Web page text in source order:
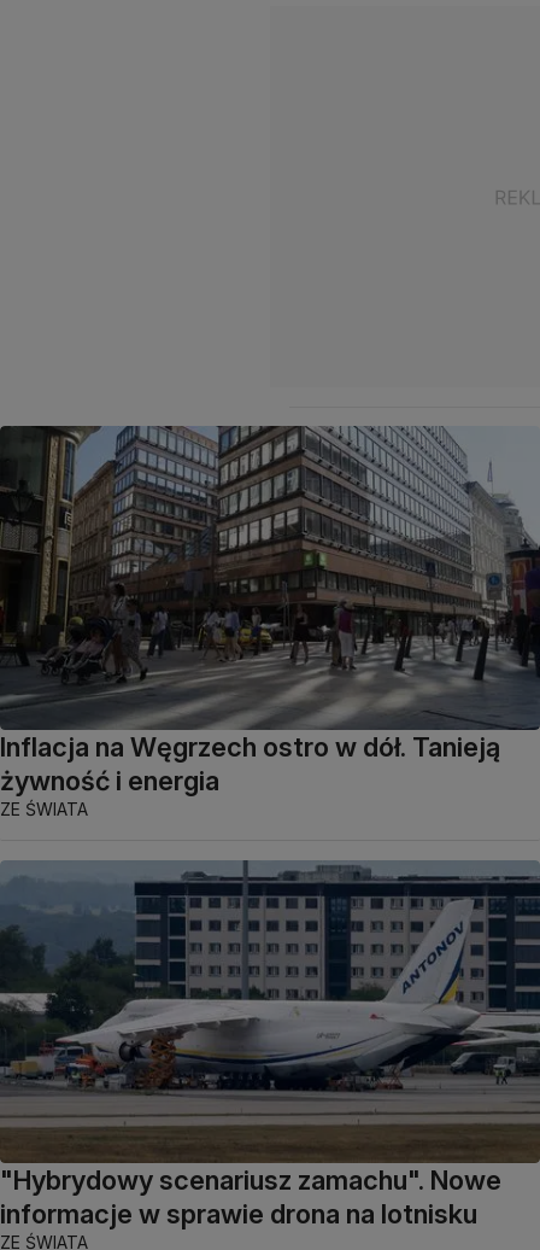
Inflacja na Węgrzech ostro w dół. Tanieją
żywność i energia
ZE ŚWIATA
"Hybrydowy scenariusz zamachu". Nowe
informacje w sprawie drona na lotnisku
ZE ŚWIATA